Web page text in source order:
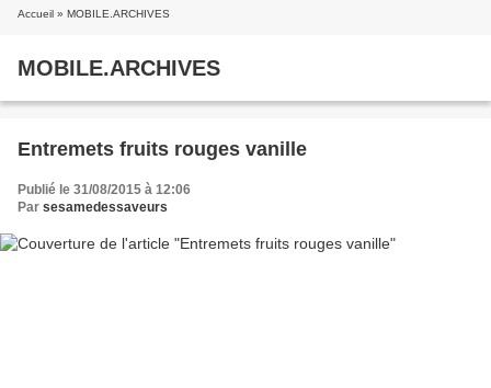
Accueil » MOBILE.ARCHIVES
MOBILE.ARCHIVES
Entremets fruits rouges vanille
Publié le 31/08/2015 à 12:06
Par sesamedessaveurs